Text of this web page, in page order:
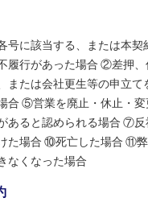
号に該当する、または本
履行があった場合 ②差押
または会社更生等の申立
合 ⑤営業を廃止・休止・
あると認められる場合 ⑦
た場合 ⑩死亡した場合 ⑪
なくなった場合